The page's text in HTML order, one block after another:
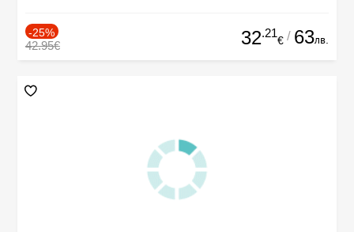
-25%
42.95€ 32.21
€ / 63лв.